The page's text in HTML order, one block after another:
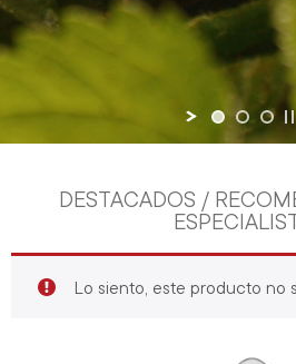
DESTACADOS /
Lo siento, este producto no